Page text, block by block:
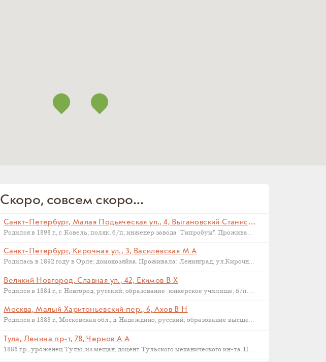
Скоро, совсем скоро...
Санкт-Петербург, Малая Подьяческая ул., 4, Выгановский Станислав С (
Родился в 1898 г., г. Ковель; поляк; б/п; инженер завода "Гипробум". Проживал: Ленинград, Малая Подьяческая ул., д.4, кв.18. Арестован 16 сентября 1937 г. Приговорен: Комиссия НКВД и прокуратуры СССР 23 сентября 1937 г., обв.: 58-6-9-11 УК РСФСР. Расстрелян 28 сентября 1937 г. Реабилитирован 16.09.1957.
Санкт-Петербург, Кирочная ул., 3, Василевская М А
Родилась в 1892 году в Орле; домохозяйка. Проживала: Ленинград, ул.Кирочная, д.3, кв.2. Арестована: сентябрь-ноябрь 1937 года. Была сослана в Казахстан как ЧСИР. Умерла в 1944-45 г, село Манкент, Южный Казахстан.
Великий Новгород, Славная ул., 42, Екимов В Х
Родился в 1884 г., г. Новгород; русский; образование: юнкерское училище; б/п. Счетовод леспромхоза. Проживал: г. Новгород. Арестован 18 марта 1931 г. Приговорен: 23 апреля 1931 г. Приговор: Дело прекращено, освобожден. Бухгалтер артели "Сапожник". Арестован 2 апреля 1938 г. Приговор: ВМН.
Москва, Малый Харитоньевский пер., 6, Ахов В Н
Родился в 1888 г., Московская обл., д. Надеждино; русский; образование высшее; член ВКП(б); преподаватель Военной Академии РККА. Проживал: Москва, ул. М. Харитоньевская, 6-4. Арестован 31 декабря 1932 г. Приговорен: Коллегией ОГПУ 17 февраля 1933 г., обв.: террористической деятельности, к.-р. агитации и пропаганде. Расстрелян 21 марта 1933 г. Место захоронения – Москва, Ваганьковское кладбище. Реабилитирован 6 марта 1958 г.
Тула, Ленина пр-т, 78, Чернов А А
1886 г.р., уроженец Тулы, из мещан, доцент Тульского механического ин-та. Проживал: Тула, ул. Коммунаров 122, кв. 17. Арестован 24 января 1938 г. Обвинение: участник контрреволюционной эсеровской организации г. Тулы. Дата смерти – 9 октября 1938 года. Реабилитирован в 1955 году.